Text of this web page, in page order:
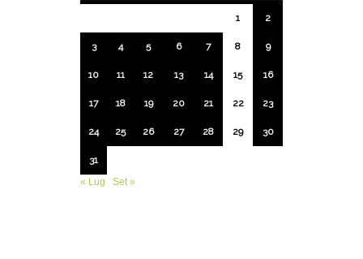
1 2
3 4 5 6 7 8 9
10 11 12 13 14 15 16
17 18 19 20 21 22 23
24 25 26 27 28 29 30
31
« Lug
Set »